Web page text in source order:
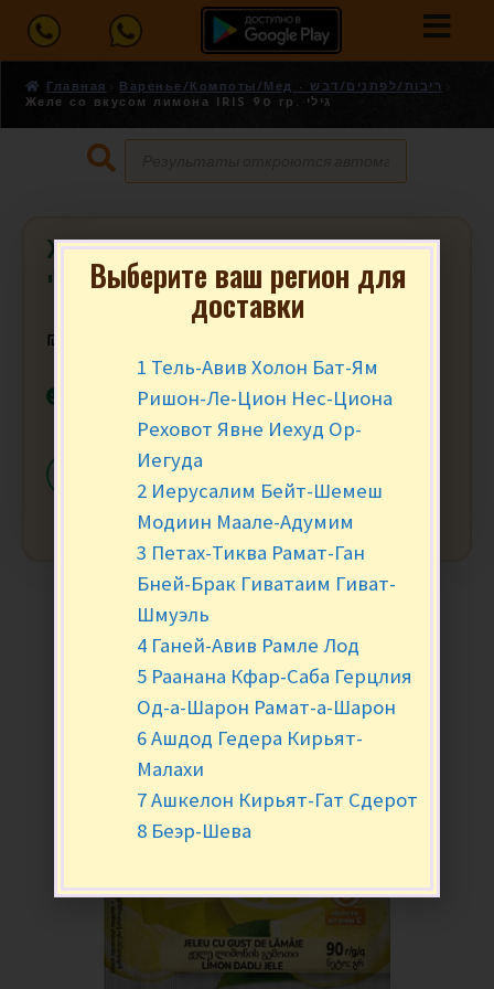
Главная
Варенье/Компоты/Мед - ריבות/לפתנים/דבש
Желе со вкусом лимона IRIS 90 гр. גילי
Желе со вкусом лимона IRIS 90 гр.
גילי
₪
В наличии
+
Выберите ваш регион для
доставки
1 Тель-Авив Холон Бат-Ям
Ришон-Ле-Цион Нес-Циона
Реховот Явне Иехуд Ор-
Иегуда
2 Иерусалим Бейт-Шемеш
Модиин Маале-Адумим
3 Петах-Тиква Рамат-Ган
Бней-Брак Гиватаим Гиват-
Шмуэль
4 Ганей-Авив Рамле Лод
5 Раанана Кфар-Саба Герцлия
Од-а-Шарон Рамат-а-Шарон
6 Ашдод Гедера Кирьят-
Малахи
7 Ашкелон Кирьят-Гат Сдерот
8 Беэр-Шева